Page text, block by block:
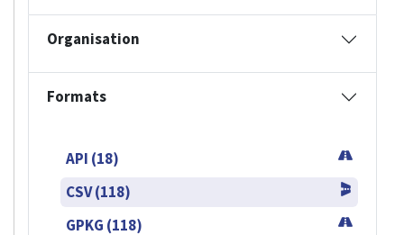
Organisation
Formats
API (18)
CSV (118)
GPKG (118)